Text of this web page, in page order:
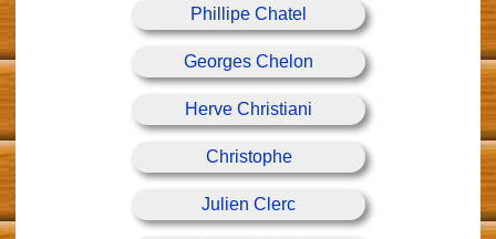
Phillipe Chatel
Georges Chelon
Herve Christiani
Christophe
Julien Clerc